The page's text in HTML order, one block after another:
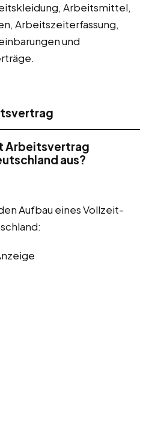
Arbeitsmittel,
Arbeitszeiterfassung,
und
Arbeitsvertrag
aus?
Aufbau eines Vollzeit-